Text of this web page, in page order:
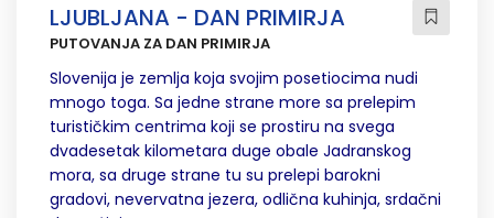
LJUBLJANA - DAN PRIMIRJA
PUTOVANJA ZA DAN PRIMIRJA
Slovenija je zemlja koja svojim posetiocima nudi
mnogo toga. Sa jedne strane more sa prelepim
turističkim centrima koji se prostiru na svega
dvadesetak kilometara duge obale Jadranskog
mora, sa druge strane tu su prelepi barokni
gradovi, nevervatna jezera, odlična kuhinja, srdačni